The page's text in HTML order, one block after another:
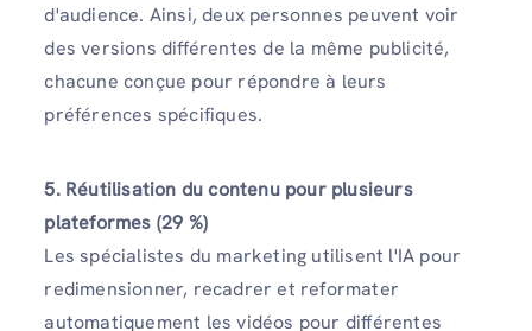
d'audience. Ainsi, deux personnes peuvent voir
des versions différentes de la même publicité,
chacune conçue pour répondre à leurs
préférences spécifiques.
5. Réutilisation du contenu pour plusieurs
plateformes (29 %)
Les spécialistes du marketing utilisent l'IA pour
redimensionner, recadrer et reformater
automatiquement les vidéos pour différentes